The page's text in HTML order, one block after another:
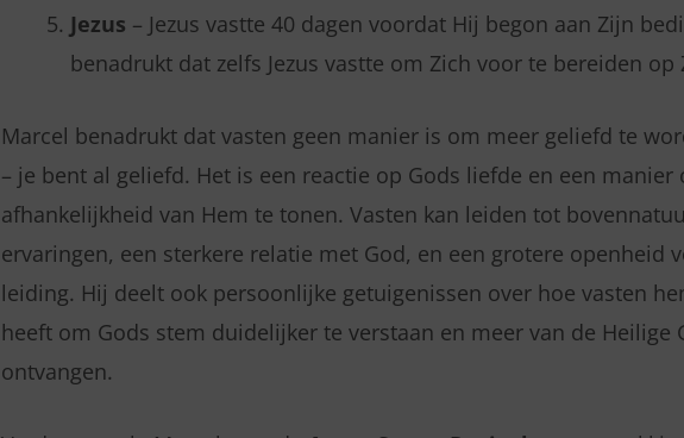
Jezus – Jezus vastte 40 dagen voordat Hij begon aan Zijn
benadrukt dat zelfs Jezus vastte om Zich voor te bereiden op
Marcel benadrukt dat vasten geen manier is om meer geliefd te
– je bent al geliefd. Het is een reactie op Gods liefde en een manier
afhankelijkheid van Hem te tonen. Vasten kan leiden tot
ervaringen, een sterkere relatie met God, en een grotere openheid
leiding. Hij deelt ook persoonlijke getuigenissen over hoe vasten
heeft om Gods stem duidelijker te verstaan en meer van de Heilige
ontvangen.